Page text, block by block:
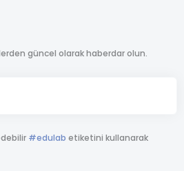
güncel olarak haberdar olun.
#edulab etiketini kullanarak